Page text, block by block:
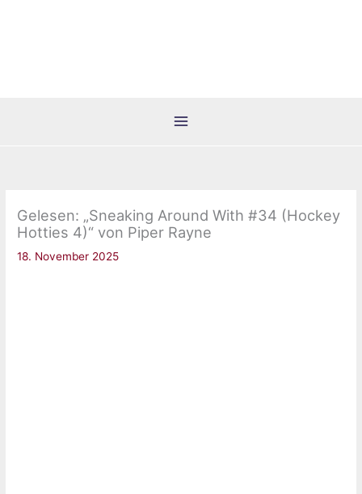
Gelesen: „Sneaking Around With #34 (Hockey
Hotties 4)“ von Piper Rayne
18. November 2025